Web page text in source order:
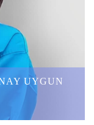
UYGUN